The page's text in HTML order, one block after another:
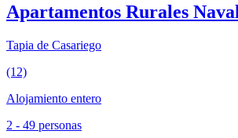
Apartamentos Rurales
Tapia de Casariego
(12)
Alojamiento entero
2 - 49 personas